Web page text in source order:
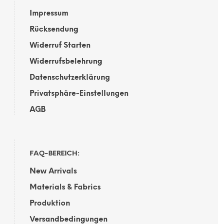
Impressum
Rücksendung
Widerruf Starten
Widerrufsbelehrung
Datenschutzerklärung
Privatsphäre-Einstellungen
AGB
FAQ-BEREICH:
New Arrivals
Materials & Fabrics
Produktion
Versandbedingungen